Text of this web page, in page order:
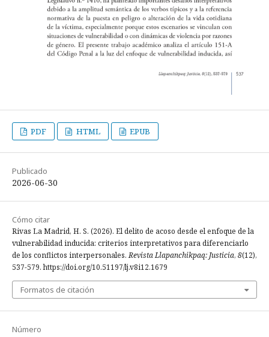
PDF HTML EPUB
Publicado
2026-06-30
Cómo citar
Rivas La Madrid, H. S. (2026). El delito de acoso desde el enfoque de la
vulnerabilidad inducida: criterios interpretativos para diferenciarlo
de los conflictos interpersonales.Revista Llapanchikpaq: Justicia, 8(12),
537-579. https://doi.org/10.51197/lj.v8i12.1679
Formatos de citación
Número